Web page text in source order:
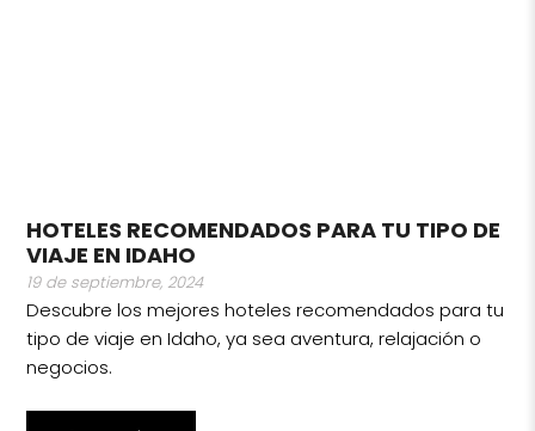
HOTELES RECOMENDADOS PARA TU TIPO DE
VIAJE EN IDAHO
19 de septiembre, 2024
Descubre los mejores hoteles recomendados para tu
tipo de viaje en Idaho, ya sea aventura, relajación o
negocios.